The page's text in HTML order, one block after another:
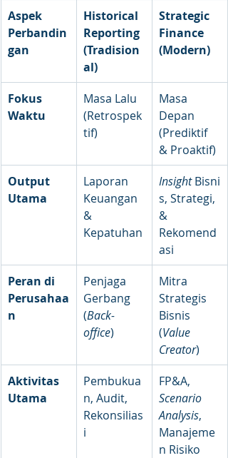
Aspek
Perbandin
gan
Historical
Reporting
(Tradision
al)
Strategic
Finance
(Modern)
Fokus
Waktu
Masa Lalu
(Retrospek
tif)
Masa
Depan
(Prediktif
& Proaktif)
Output
Utama
Laporan
Keuangan
&
Kepatuhan
Insight Bisni
s, Strategi,
&
Rekomend
asi
Peran di
Perusahaa
n
Penjaga
Gerbang
(Back-
office)
Mitra
Strategis
Bisnis
(Value
Creator)
Aktivitas
Utama
Pembukua
n, Audit,
Rekonsilias
i
FP&A,
Scenario
Analysis,
Manajeme
n Risiko